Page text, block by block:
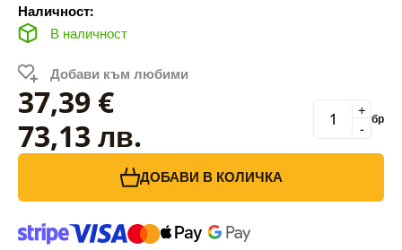
Наличност:
В наличност
Добави към любими
37,39 €
73,13 лв.
-
+ бр
ДОБАВИ В КОЛИЧКА